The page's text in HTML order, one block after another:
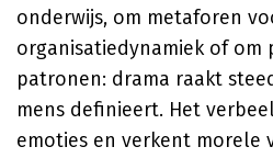
onderwijs, om metaforen
organisatiedynamiek of om
patronen: drama raakt
mens definieert. Het
emoties en verkent morele